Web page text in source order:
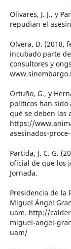
Olivares, J. J., y
repudian el
Olvera, D. (2018,
incubado parte
consultores y
Ortuño, G., y
políticos han sido
qué se deben las
https://
asesinados-
Partida, J. C. G.
oficial de que los
Jornada.
Presidencia de la
Miguel Ángel
uam. http://
miguel-angel-
uam/